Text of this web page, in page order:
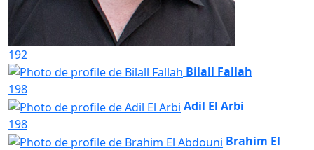
192
Bilall Fallah
198
Adil El Arbi
198
Brahim El